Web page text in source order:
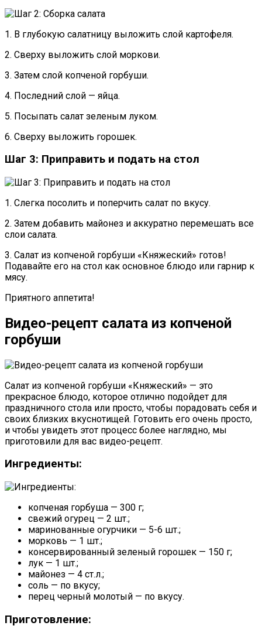
1. В глубокую салатницу выложить слой картофеля.
2. Сверху выложить слой моркови.
3. Затем слой копченой горбуши.
4. Последний слой — яйца.
5. Посыпать салат зеленым луком.
6. Сверху выложить горошек.
Шаг 3: Приправить и подать на стол
1. Слегка посолить и поперчить салат по вкусу.
2. Затем добавить майонез и аккуратно перемешать все
слои салата.
3. Салат из копченой горбуши «Княжеский» готов!
Подавайте его на стол как основное блюдо или гарнир к
мясу.
Приятного аппетита!
Видео-рецепт салата из копченой
горбуши
Салат из копченой горбуши «Княжеский» — это
прекрасное блюдо, которое отлично подойдет для
праздничного стола или просто, чтобы порадовать себя и
своих близких вкуснотищей. Готовить его очень просто,
и чтобы увидеть этот процесс более наглядно, мы
приготовили для вас видео-рецепт.
Ингредиенты:
копченая горбуша — 300 г;
свежий огурец — 2 шт.;
маринованные огурчики — 5-6 шт.;
морковь — 1 шт.;
консервированный зеленый горошек — 150 г;
лук — 1 шт.;
майонез — 4 ст.л.;
соль — по вкусу;
перец черный молотый — по вкусу.
Приготовление: